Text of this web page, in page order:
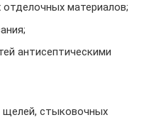
материалов;
антисептическими
щелей, стыковочных